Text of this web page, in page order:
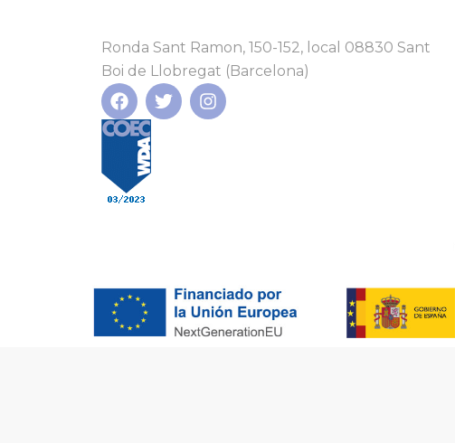
Ronda Sant Ramon, 150-152, local 08830 Sant
Boi de Llobregat (Barcelona)